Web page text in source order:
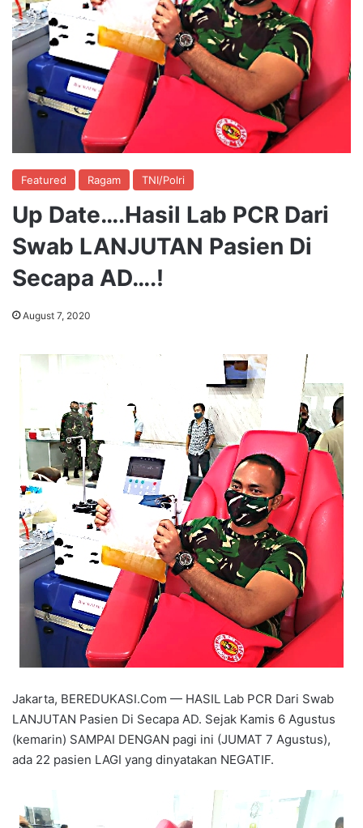
Featured Ragam TNI/Polri
Up Date….Hasil Lab PCR Dari
Swab LANJUTAN Pasien Di
Secapa AD….!
August 7, 2020
Jakarta, BEREDUKASI.Com — HASIL Lab PCR Dari Swab
LANJUTAN Pasien Di Secapa AD. Sejak Kamis 6 Agustus
(kemarin) SAMPAI DENGAN pagi ini (JUMAT 7 Agustus),
ada 22 pasien LAGI yang dinyatakan NEGATIF.